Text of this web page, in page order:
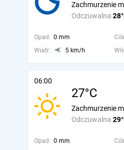
Odczuwalna
Zachmurzenie
Opad: 0 mm
Wiatr:
5 km/h
06:00
27°C
Odczuwalna
Zachmurzenie
Opad: 0 mm